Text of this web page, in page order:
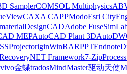
SamplerCOMSOL Multiphysics
CAXA CAPPModoEsri
DesignCADAdobe Fuse
MEPAutoCAD Plant 3D
ProjectoriginWinRARPPTEndnote
NET Framework7-Zip
金蝶tradosMindMaster驱动天使